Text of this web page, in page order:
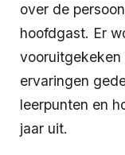
over de
hoofdgast. Er
vooruitgekeken
ervaringen
leerpunten en
jaar uit.